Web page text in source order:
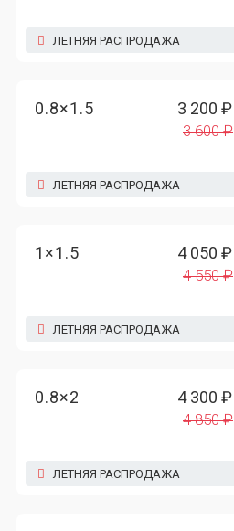
ЛЕТНЯЯ РАСПРОДАЖА
0.8×1.5 3 200 ₽
3 600 ₽
ЛЕТНЯЯ РАСПРОДАЖА
1×1.5 4 050 ₽
4 550 ₽
ЛЕТНЯЯ РАСПРОДАЖА
0.8×2 4 300 ₽
4 850 ₽
ЛЕТНЯЯ РАСПРОДАЖА